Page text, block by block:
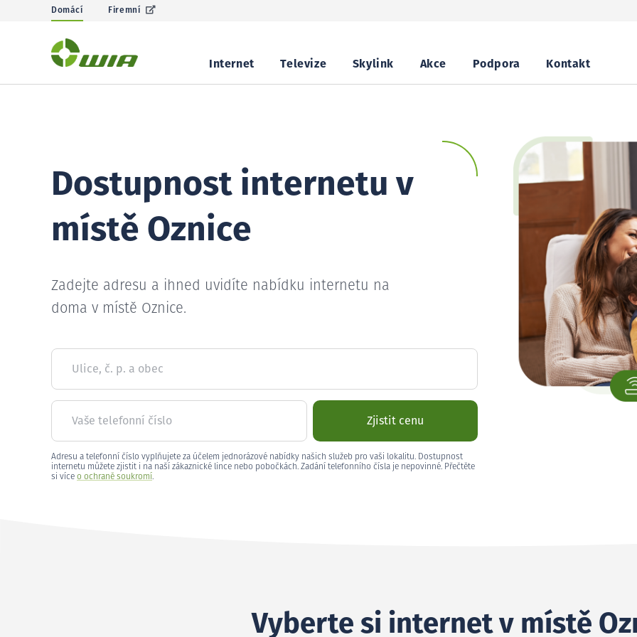
Domácí Firemní
Internet Televize Skylink Akce Podpora Kontakt
Dostupnost internetu v
místě Oznice
Zadejte adresu a ihned uvidíte nabídku internetu na
doma v místě Oznice.
Ulice, č. p. a obec
Vaše telefonní číslo Zjistit cenu
Adresu a telefonní číslo vyplňujete za účelem jednorázové nabídky našich služeb pro vaši lokalitu. Dostupnost
internetu můžete zjistit i na naší zákaznické lince nebo pobočkách. Zadání telefonního čísla je nepovinné. Přečtěte
si více o ochraně soukromí.
Vyberte si internet v místě